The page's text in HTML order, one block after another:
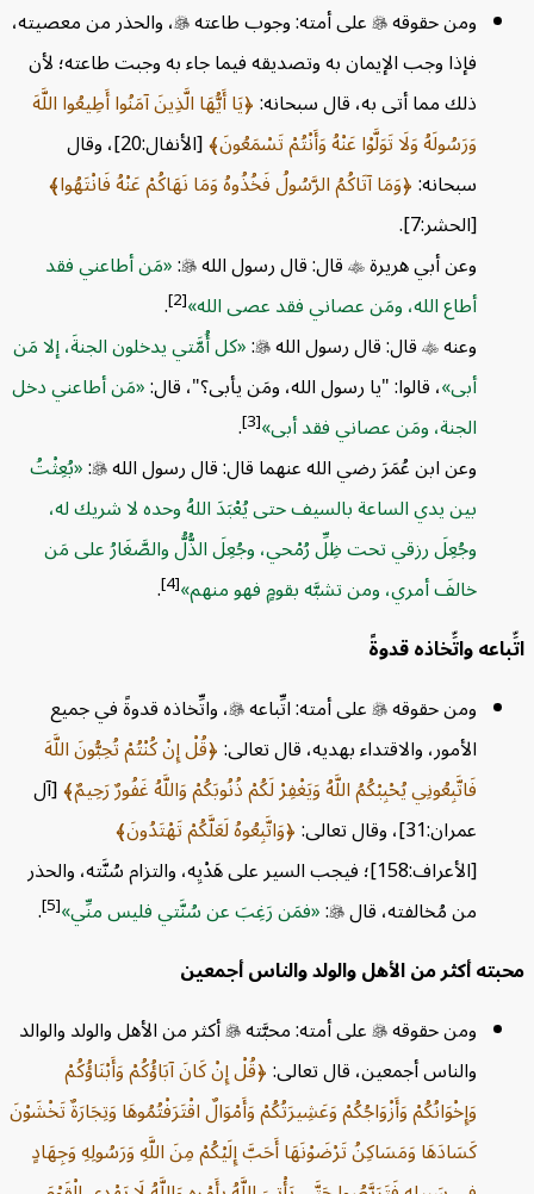
ومن حقوقهعلى أمته: وجوب طاعته، والحذر من معصيته،
فإذا وجب الإيمان به وتصديقه فيما جاء به وجبت طاعته؛ لأن
ذلك مما أتى به، قال سبحانه: يَا أَيُّهَا الَّذِينَ آمَنُوا أَطِيعُوا اللَّهَ
وَرَسُولَهُ وَلَا تَوَلَّوْا عَنْهُ وَأَنْتُمْ تَسْمَعُونَ
[الأنفال:20]، وقال
سبحانه: وَمَا آتَاكُمُ الرَّسُولُ فَخُذُوهُ وَمَا نَهَاكُمْ عَنْهُ فَانْتَهُوا
[الحشر:7].
وعن أبي هريرةقال: قال رسول الله
: مَن أطاعني فقد
أطاع الله، ومَن عصاني فقد عصى الله [2]
.
وعنهقال: قال رسول الله
: كل أُمَّتي يدخلون الجنةَ، إلا مَن
أبى ، قالوا: "يا رسول الله، ومَن يأبى؟"، قال: مَن أطاعني دخل
الجنة، ومَن عصاني فقد أبى
.
وعن ابن عُمَرَ رضي الله عنهما قال: قال رسول الله
: بُعِثْتُ
بين يدي الساعة بالسيف حتى يُعْبَدَ اللهُ وحده لا شريك له،
وجُعِلَ رزقي تحت ظِلِّ رُمْحي، وجُعِلَ الذُّلُّ والصَّغَارُ على مَن
خالفَ أمري، ومن تشبَّه بقومٍ فهو منهم [4]
.
واتِّخاذه قدوةً
ومن حقوقهعلى أمته: اتِّباعه، واتِّخاذه قدوةً في جميع
الأمور، والاقتداء بهديه، قال تعالى: قُلْ إِنْ كُنْتُمْ تُحِبُّونَ اللَّهَ
فَاتَّبِعُونِي يُحْبِبْكُمُ اللَّهُ وَيَغْفِرْ لَكُمْ ذُنُوبَكُمْ وَاللَّهُ غَفُورٌ رَحِيمٌ [آل
عمران:31]، وقال تعالى:
وَاتَّبِعُوهُ لَعَلَّكُمْ تَهْتَدُونَ
[الأعراف:158]؛ فيجب السير على هَدْيِه، والتزام سُنَّته، والحذر
من مُخالفته، قال
: فمَن رَغِبَ عن سُنَّتي فليس منِّي
.
أكثر من الأهل والولد والناس أجمعين
ومن حقوقهعلى أمته: محبَّتهأكثر من الأهل والولد والوالد
والناس أجمعين، قال تعالى: قُلْ إِنْ كَانَ آبَاؤُكُمْ وَأَبْنَاؤُكُمْ
وَإِخْوَانُكُمْ وَأَزْوَاجُكُمْ وَعَشِيرَتُكُمْ وَأَمْوَالٌ اقْتَرَفْتُمُوهَا وَتِجَارَةٌ تَخْشَوْنَ
كَسَادَهَا وَمَسَاكِنُ تَرْضَوْنَهَا أَحَبَّ إِلَيْكُمْ مِنَ اللَّهِ وَرَسُولِهِ وَجِهَادٍ